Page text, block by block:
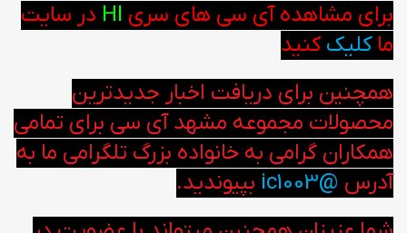
برای مشاهده آی سی های سری HI در سایت
ماکلیک کنید
همچنین برای دریافت اخبار جدیدترین
محصولات مجموعه مشهد آی سی برای تمامی
همکاران گرامی به خانواده بزرگ تلگرامی ما به
آدرس @ic1003
بپیوندید.